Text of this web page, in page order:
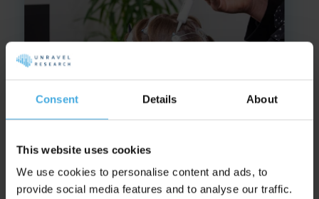
Consent Details About
This website uses cookies
We use cookies to personalise content and ads, to
provide social media features and to analyse our traffic.